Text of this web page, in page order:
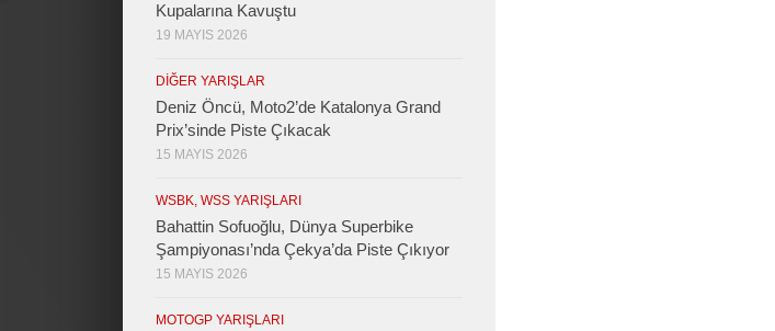
Kupalarına Kavuştu
19 MAYIS 2026
DIĞER YARIŞLAR
Deniz Öncü, Moto2’de Katalonya Grand
Prix’sinde Piste Çıkacak
15 MAYIS 2026
WSBK, WSS YARIŞLARI
Bahattin Sofuoğlu, Dünya Superbike
Şampiyonası’nda Çekya’da Piste Çıkıyor
15 MAYIS 2026
MOTOGP YARIŞLARI